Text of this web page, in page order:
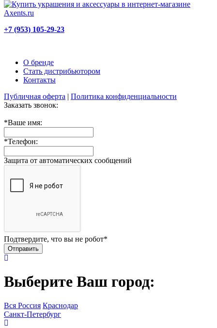
+7 (953) 105-29-23
О бренде
Стать дистрибьютором
Контакты
Публичная оферта | Политика конфиденциальности
Заказать звонок:
*Ваше имя:
*Телефон:
Защита от автоматических сообщений
Подтвердите, что вы не робот*
Выберите Ваш город:
Вся Россия Краснодар
Санкт-Петербург